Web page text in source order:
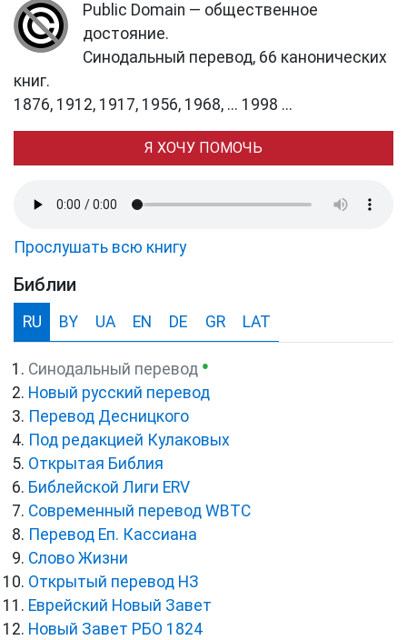
Public Domain — общественное
достояние.
Синодальный перевод, 66 канонических
книг.
1876, 1912, 1917, 1956, 1968, ... 1998 ...
Я ХОЧУ ПОМОЧЬ
Прослушать всю книгу
Библии
RU BY UA EN DE GR LAT
Синодальный перевод ●
Новый русский перевод
Перевод Десницкого
Под редакцией Кулаковых
Открытая Библия
Библейской Лиги ERV
Cовременный перевод WBTC
Перевод Еп. Кассиана
Слово Жизни
Открытый перевод НЗ
Еврейский Новый Завет
Новый Завет РБО 1824